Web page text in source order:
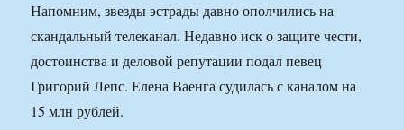
Напомним, звезды эстрады давно ополчились на
скандальный телеканал. Недавно иск о защите чести,
достоинства и деловой репутации подал певец
Григорий Лепс. Елена Ваенга судилась с каналом на
15 млн рублей.